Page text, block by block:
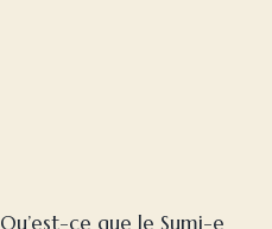
Qu’est-ce que le Sumi-e